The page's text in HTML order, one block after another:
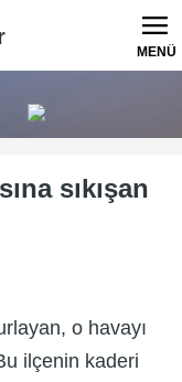
MENÜ
sıkışan
o havayı
ilçenin kaderi